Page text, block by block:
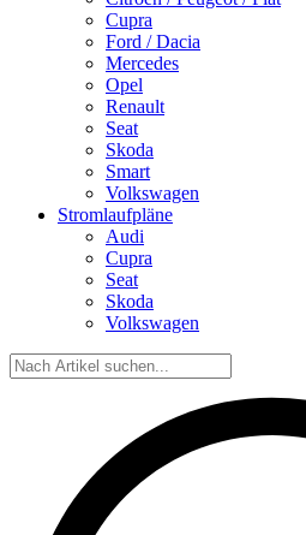
Cupra
Ford / Dacia
Mercedes
Opel
Renault
Seat
Skoda
Smart
Volkswagen
Stromlaufpläne
Audi
Cupra
Seat
Skoda
Volkswagen